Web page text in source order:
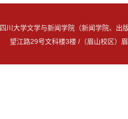
四川大学文学与新闻学院（新闻学院、
望江路29号文科楼3楼 /（眉山校区